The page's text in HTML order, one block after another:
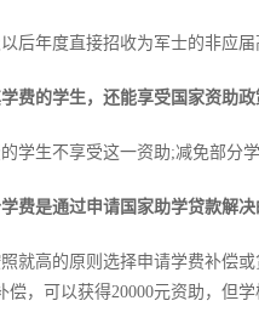
后年度直接招收为军士的非应
费的学生，还能享受国家资助政
学生不享受这一资助;减免部分
费是通过申请国家助学贷款解
就高的原则选择申请学费补偿
偿，可以获得20000元资助，但